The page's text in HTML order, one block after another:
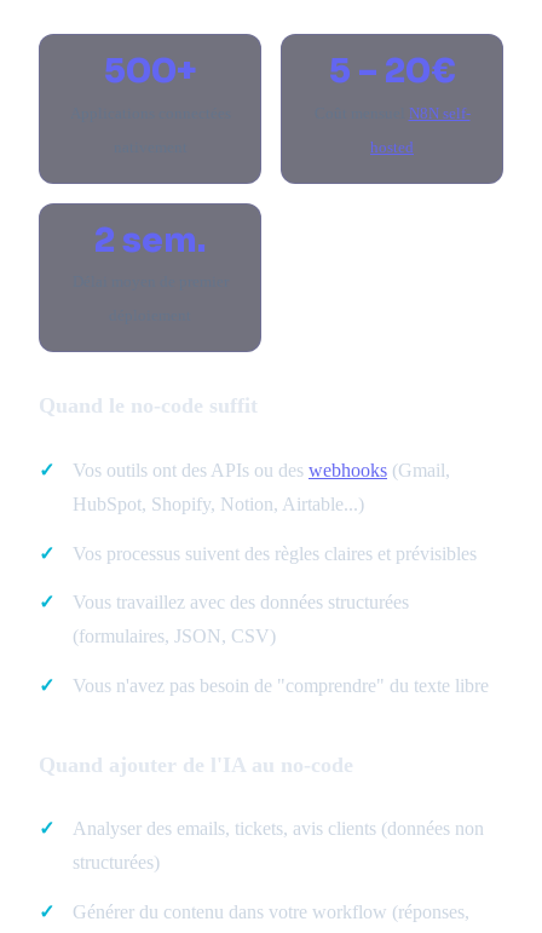
500+ 5 – 20€
N8N self-
hosted
2 sem.
Quand le no-code suffit
Vos outils ont des APIs ou des webhooks (Gmail,
HubSpot, Shopify, Notion, Airtable...)
Vos processus suivent des règles claires et prévisibles
Vous travaillez avec des données structurées
(formulaires, JSON, CSV)
Vous n'avez pas besoin de "comprendre" du texte libre
Quand ajouter de l'IA au no-code
Analyser des emails, tickets, avis clients (données non
structurées)
Générer du contenu dans votre workflow (réponses,